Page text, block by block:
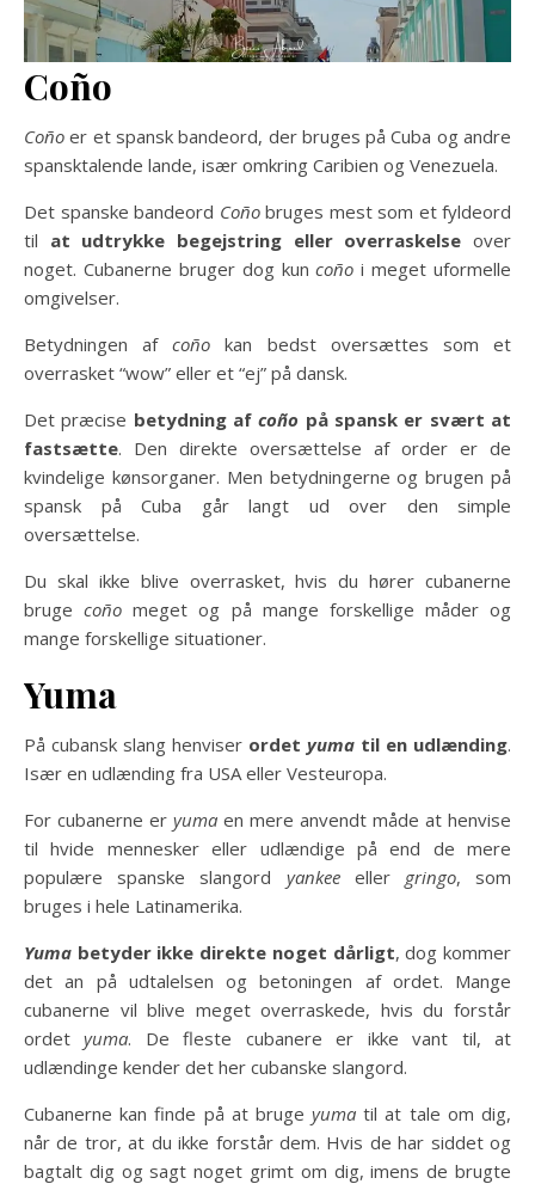
Coño
Coño er et spansk bandeord, der bruges på Cuba og andre
spansktalende lande, især omkring Caribien og Venezuela.
Det spanske bandeord Coño bruges mest som et fyldeord
til at udtrykke begejstring eller overraskelse over
noget. Cubanerne bruger dog kuncoñoi meget uformelle
omgivelser.
Betydningen afcoñokan bedst oversættes som et
overrasket “wow” eller et “ej” på dansk.
Det præcise betydning afcoño på spansk er svært at
fastsætte. Den direkte oversættelse af order er de
kvindelige kønsorganer. Men betydningerne og brugen på
spansk på Cuba går langt ud over den simple
oversættelse.
Du skal ikke blive overrasket, hvis du hører cubanerne
brugecoñomeget og på mange forskellige måder og
mange forskellige situationer.
Yuma
På cubansk slang henviser ordet yuma til en udlænding.
Især en udlænding fra USA eller Vesteuropa.
For cubanerne er yuma en mere anvendt måde at henvise
til hvide mennesker eller udlændige på end de mere
populære spanske slangord yankeeeller gringo, som
bruges i hele Latinamerika.
Yuma betyder ikke direkte noget dårligt, dog kommer
det an på udtalelsen og betoningen af ordet. Mange
cubanerne vil blive meget overraskede, hvis du forstår
ordetyuma. De fleste cubanere er ikke vant til, at
udlændinge kender det her cubanske slangord.
Cubanerne kan finde på at brugeyuma til at tale om dig,
når de tror, at du ikke forstår dem. Hvis de har siddet og
bagtalt dig og sagt noget grimt om dig, imens de brugte